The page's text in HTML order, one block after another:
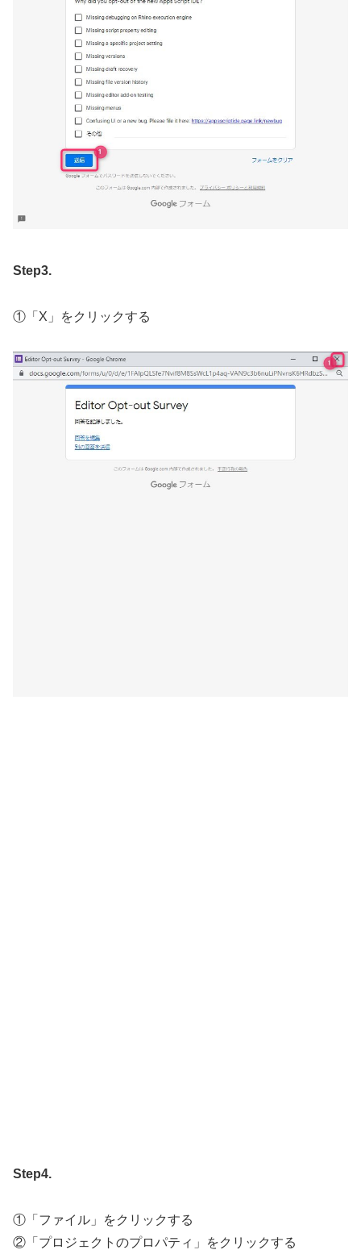
Step3.
①「X」をクリックする
Step4.
①「ファイル」をクリックする
②「プロジェクトのプロパティ」をクリックする